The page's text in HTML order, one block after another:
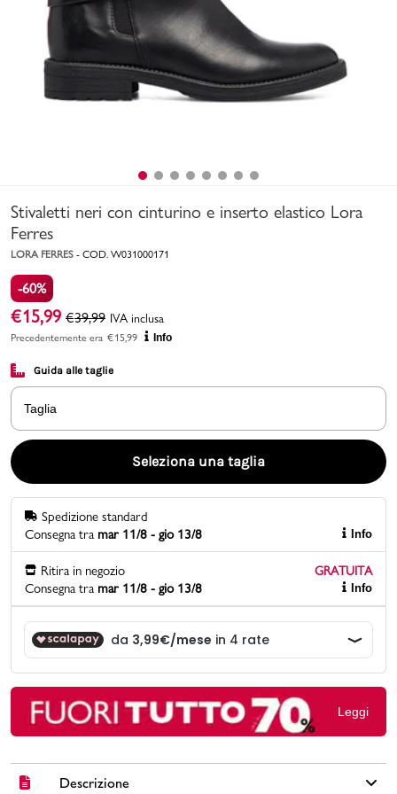
Uomo Bambino
Marchi
Promo & News
contatti
Gift card
Stivaletti neri con cinturino e inserto elastico Lora
Ferres
LORA FERRES - COD. W031000171
-60%
€15,99 €39,99 IVA inclusa
Precedentemente era €15,99 Info
Guida alle taglie
Taglia
Seleziona una taglia
Spedizione standard
Consegna tra mar 11/8 - gio 13/8 Info
Ritira in negozio
GRATUITA
Consegna tra mar 11/8 - gio 13/8 Info
Leggi
Descrizione